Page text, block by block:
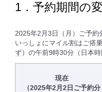
1．予約期間の
2025年2月3日（月）ご予約
いっしょにマイル割はご搭
ず）の午前9時30分（日本
現在
（2025年2月2日ご予約分